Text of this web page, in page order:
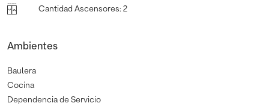
Cantidad Ascensores: 2
Ambientes
Baulera
Cocina
Dependencia de Servicio